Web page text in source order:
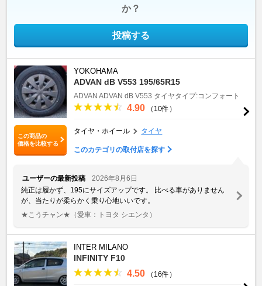
か？
投稿する
この商品の
価格を比較する
YOKOHAMA
ADVAN dB V553 195/65R15
ADVAN ADVAN dB V553 タイヤタイプ:コンフォート
4.90 （10件）
タイヤ・ホイール タイヤ
このカテゴリの取付店を探す
ユーザーの最新投稿
2026年8月6日
純正は履かず、195にサイズアップです。 比べる車がありません
が、当たりが柔らかく乗り心地いいです。
★こうチャン★ （愛車：トヨタ シエンタ）
INTER MILANO
INFINITY F10
4.50 （16件）